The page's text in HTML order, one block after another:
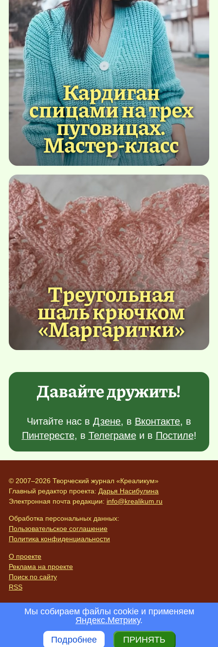
Кардиган
спицами на трех
пуговицах.
Мастер-класс
Треугольная
шаль крючком
«Маргаритки»
Давайте дружить!
Читайте нас в Дзене, в Вконтакте, в
Пинтересте, в Телеграмеи в Постиле!
© 2007–2026 Творческий журнал «Креаликум»
Главный редактор проекта: Дарья Насибулина
Электронная почта редакции: info@krealikum.ru
Обработка персональных данных:
Пользовательское соглашение
Политика конфиденциальности
О проекте
Реклама на проекте
Поиск по сайту
RSS
Мы собираем файлы cookie и применяем
Яндекс.Метрику.
Подробнее
ПРИНЯТЬ